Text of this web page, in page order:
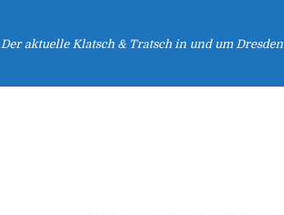
Der aktuelle Klatsch & Tratsch in und um Dresden